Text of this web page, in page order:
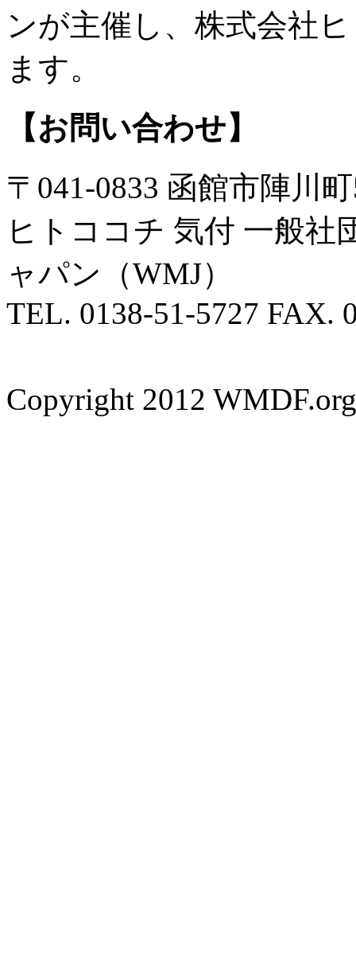
ンが主催し、株式会社
ます。
【お問い合わせ】
〒041-0833 函館市陣川
ヒトココチ 気付 一般社
ャパン（WMJ）
TEL. 0138-51-5727 FAX.
Copyright 2012